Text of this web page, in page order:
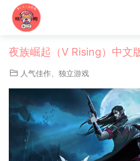
夜族崛起（V Rising）中文
人气佳作 独立游戏